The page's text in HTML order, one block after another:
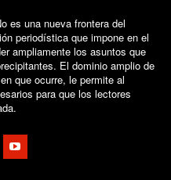
es una nueva frontera del
periodística que impone en el
ampliamente los asuntos que
El dominio amplio de
que ocurre, le permite al
para que los lectores